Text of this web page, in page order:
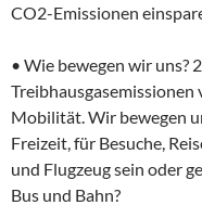
CO2-Emissionen
• Wie bewegen wir uns?
Mobilität. Wir bewegen
Freizeit, für Besuche,
und Flugzeug sein oder
Bus und Bahn?